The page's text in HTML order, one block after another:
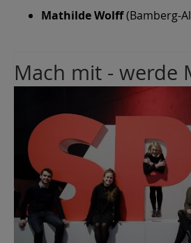
Mathilde Wolff(Bamberg-
Mach mit - werde